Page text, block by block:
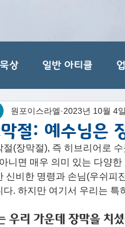
상 일반 아티클
명절
절: 예수님은
원포이스라엘 2023년 10월 4일
절(장막절), 즉 히브리어로
니면 매우 의미 있는 다양
신비한 명령과 손님(우쉬피
다. 하지만 여기서 우리는 특
우리 가운데 장막을 치